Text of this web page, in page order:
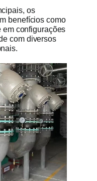
os
benefícios como
configurações
com diversos